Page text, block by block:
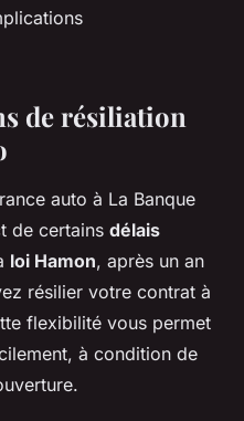
de résiliation
auto à La Banque
de certains délais
loi Hamon, après un an
résilier votre contrat à
flexibilité vous permet
à condition de